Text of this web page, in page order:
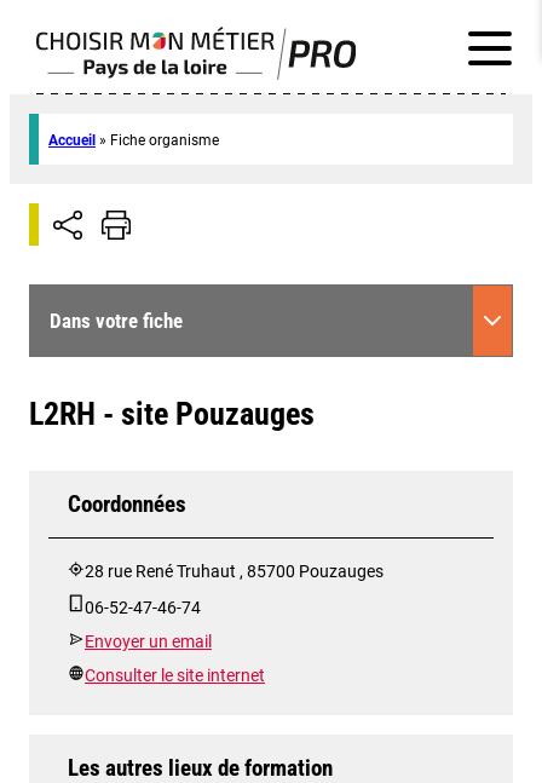
Accueil » Fiche organisme
Dans votre fiche
L2RH - site Pouzauges
Coordonnées
28 rue René Truhaut , 85700 Pouzauges
06-52-47-46-74
Envoyer un email
Consulter le site internet
Les autres lieux de formation